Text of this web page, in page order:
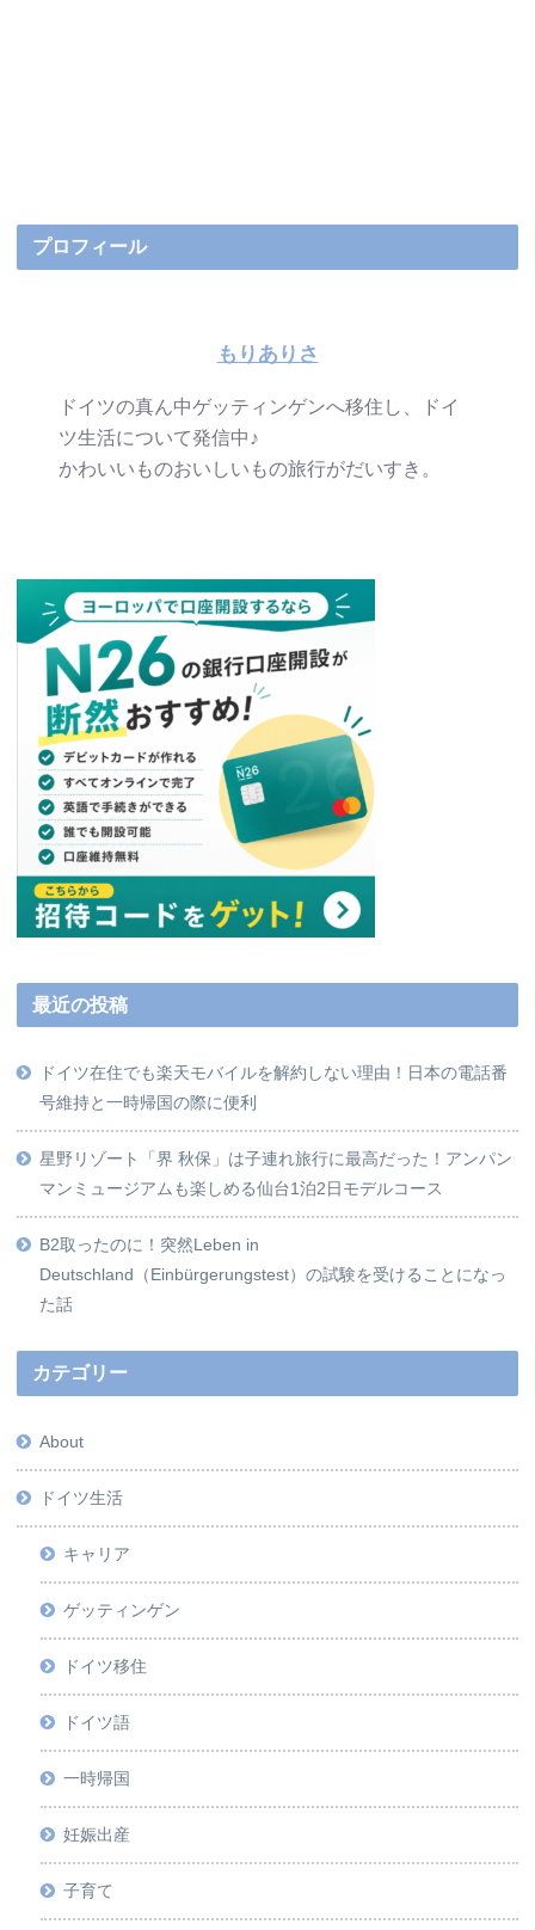
プロフィール
もりありさ
ドイツの真ん中ゲッティンゲンへ移住し、ドイ
ツ生活について発信中♪
かわいいものおいしいもの旅行がだいすき。
最近の投稿
ドイツ在住でも楽天モバイルを解約しない理由！日本の電話番
号維持と一時帰国の際に便利
星野リゾート「界 秋保」は子連れ旅行に最高だった！アンパン
マンミュージアムも楽しめる仙台1泊2日モデルコース
B2取ったのに！突然Leben in
Deutschland（Einbürgerungstest）の試験を受けることになっ
た話
カテゴリー
About
ドイツ生活
キャリア
ゲッティンゲン
ドイツ移住
ドイツ語
一時帰国
妊娠出産
子育て